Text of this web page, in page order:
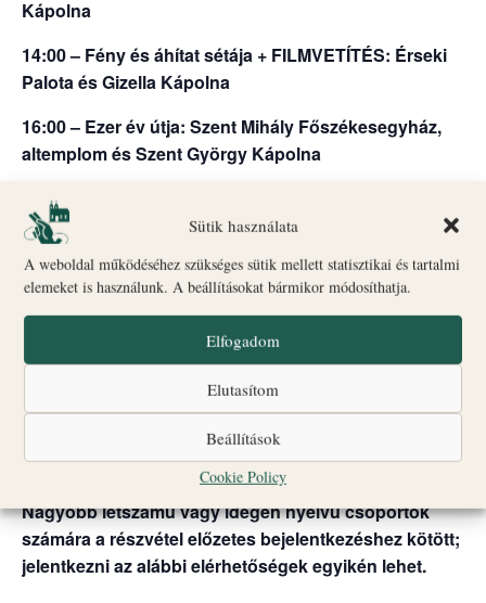
Sütik használata
A weboldal működéséhez szükséges sütik mellett statisztikai és tartalmi
elemeket is használunk. A beállításokat bármikor módosíthatja.
Elfogadom
Elutasítom
Beállítások
Cookie Policy
Kápolna
14:00 – Fény és áhítat sétája + FILMVETÍTÉS: Érseki
Palota és Gizella Kápolna
16:00 – Ezer év útja: Szent Mihály Főszékesegyház,
altemplom és Szent György Kápolna
18:00 – Fény és áhítat sétája: Érseki Palota és Gizella
Kápolna + Érseki Palota kert
Indulás: Biró–Giczey Ház (Vár utca 31.)
🎟Jegyvásárlásés információ: a Biró–Giczey Ház
ajándékboltjában
ONLINE JEGYVÁSÁRLÁS ITT
Csoportlétszám: legfeljebb 25 fő
A programok egyes időpontokban liturgikus események
vagy egyéb rendezvények miatt változhatnak.
Nagyobb létszámú vagy idegen nyelvű csoportok
számára a részvétel előzetes bejelentkezéshez kötött;
jelentkezni az alábbi elérhetőségek egyikén lehet.